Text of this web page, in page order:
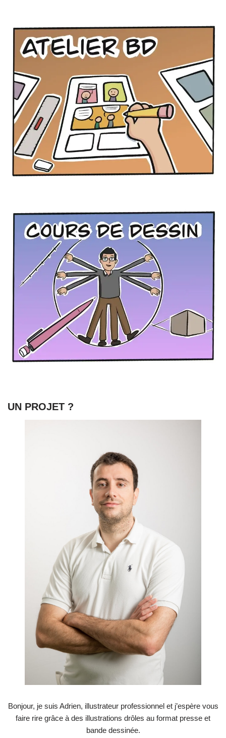
UN PROJET ?
Bonjour, je suis Adrien, illustrateur professionnel et j’espère vous
faire rire grâce à des illustrations drôles au format presse et
bande dessinée.